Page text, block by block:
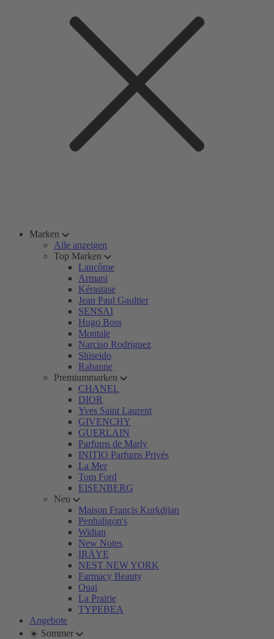
Marken
Alle anzeigen
Top Marken
Lancôme
Armani
Kérastase
Jean Paul Gaultier
SENSAI
Hugo Boss
Montale
Narciso Rodriguez
Shiseido
Rabanne
Premiummarken
CHANEL
DIOR
Yves Saint Laurent
GIVENCHY
GUERLAIN
Parfums de Marly
INITIO Parfums Privés
La Mer
Tom Ford
EISENBERG
Neu
Maison Francis Kurkdjian
Penhaligon's
Widian
New Notes
IRÄYE
NEST NEW YORK
Farmacy Beauty
Ouai
La Prairie
TYPEBEA
Angebote
☀️ Sommer